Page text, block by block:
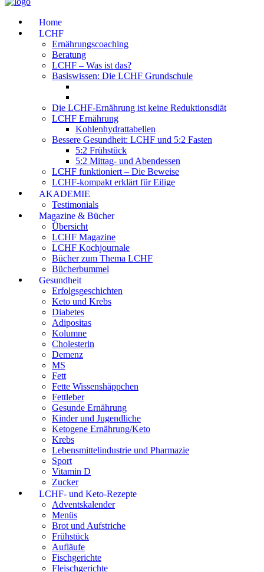
Home
LCHF
Ernährungscoaching
Beratung
LCHF – Was ist das?
Basiswissen: Die LCHF Grundschule
Die LCHF-Ernährung ist keine Reduktionsdiät
LCHF Ernährung
Kohlenhydrattabellen
Bessere Gesundheit: LCHF und 5:2 Fasten
5:2 Frühstück
5:2 Mittag- und Abendessen
LCHF funktioniert – Die Beweise
LCHF-kompakt erklärt für Eilige
AKADEMIE
Testimonials
Magazine & Bücher
Übersicht
LCHF Magazine
LCHF Kochjournale
Bücher zum Thema LCHF
Bücherbummel
Gesundheit
Erfolgsgeschichten
Keto und Krebs
Diabetes
Adipositas
Kolumne
Cholesterin
Demenz
MS
Fett
Fette Wissenshäppchen
Fettleber
Gesunde Ernährung
Kinder und Jugendliche
Ketogene Ernährung/Keto
Krebs
Lebensmittelindustrie und Pharmazie
Sport
Vitamin D
Zucker
LCHF- und Keto-Rezepte
Adventskalender
Menüs
Brot und Aufstriche
Frühstück
Aufläufe
Fischgerichte
Fleischgerichte